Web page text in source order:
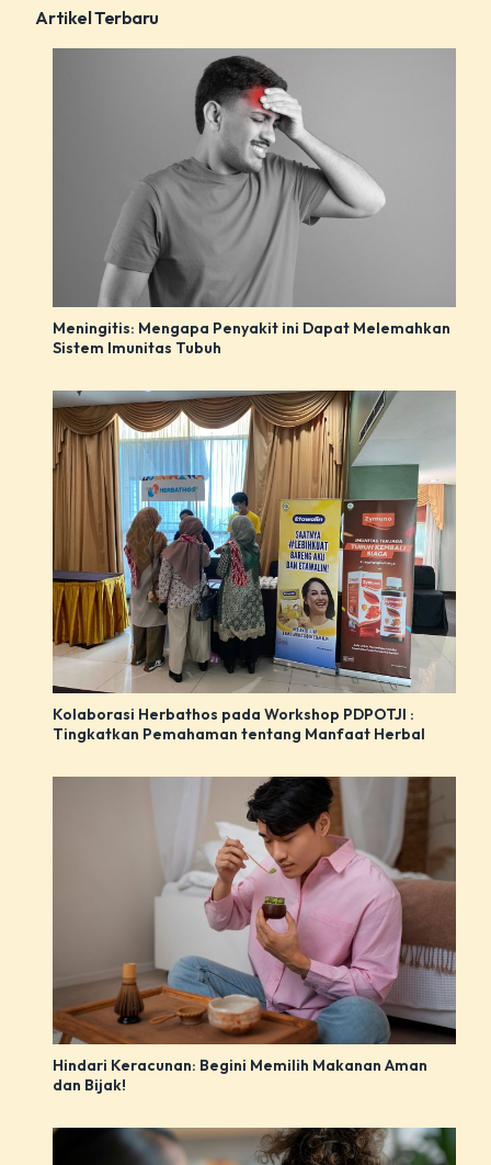
Artikel Terbaru
Meningitis: Mengapa Penyakit ini Dapat Melemahkan
Sistem Imunitas Tubuh
Kolaborasi Herbathos pada Workshop PDPOTJI :
Tingkatkan Pemahaman tentang Manfaat Herbal
Hindari Keracunan: Begini Memilih Makanan Aman
dan Bijak!